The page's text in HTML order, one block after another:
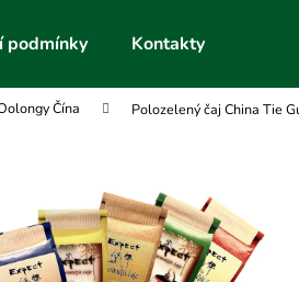
podmínky Kontakty
Čína Polozelený čaj China Tie
najít?
HLEDAT